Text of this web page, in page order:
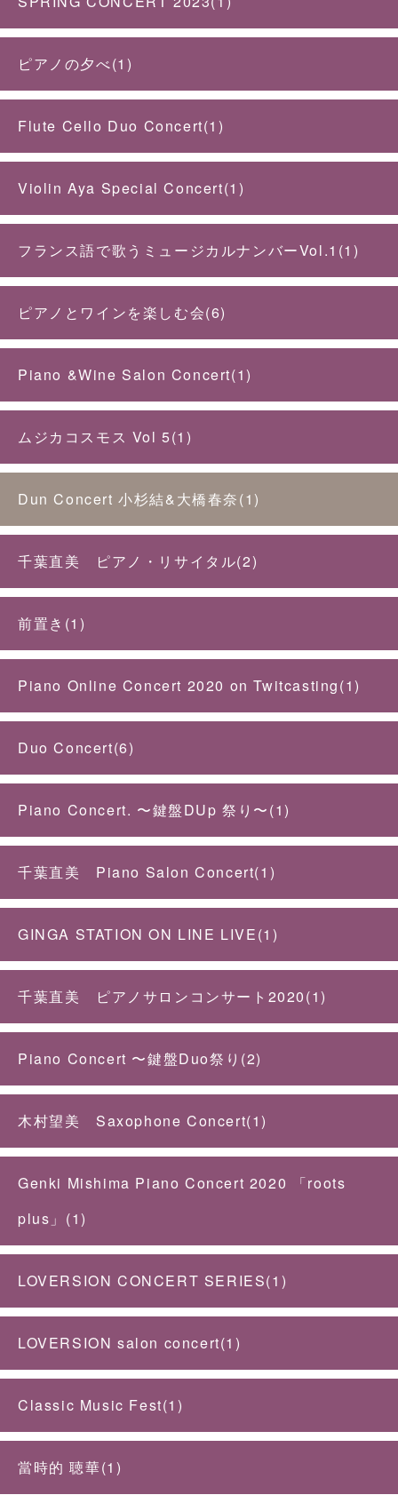
ピアノの夕べ(1)
Flute Cello Duo Concert(1)
Violin Aya Special Concert(1)
フランス語で歌うミュージカルナンバーVol.1(1)
ピアノとワインを楽しむ会(6)
Piano &Wine Salon Concert(1)
ムジカコスモス Vol 5(1)
Dun Concert 小杉結&大橋春奈(1)
千葉直美 ピアノ・リサイタル(2)
前置き(1)
Piano Online Concert 2020 on Twitcasting(1)
Duo Concert(6)
Piano Concert. 〜鍵盤DUp 祭り〜(1)
千葉直美 Piano Salon Concert(1)
GINGA STATION ON LINE LIVE(1)
千葉直美 ピアノサロンコンサート2020(1)
Piano Concert 〜鍵盤Duo祭り(2)
木村望美 Saxophone Concert(1)
Genki Mishima Piano Concert 2020 「roots
plus」(1)
LOVERSION CONCERT SERIES(1)
LOVERSION salon concert(1)
Classic Music Fest(1)
當時的 聴華(1)